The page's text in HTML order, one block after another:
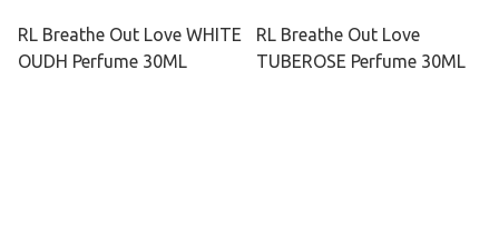
RL Breathe Out Love WHITE
OUDH Perfume 30ML
RL Breathe Out Love
TUBEROSE Perfume 30ML